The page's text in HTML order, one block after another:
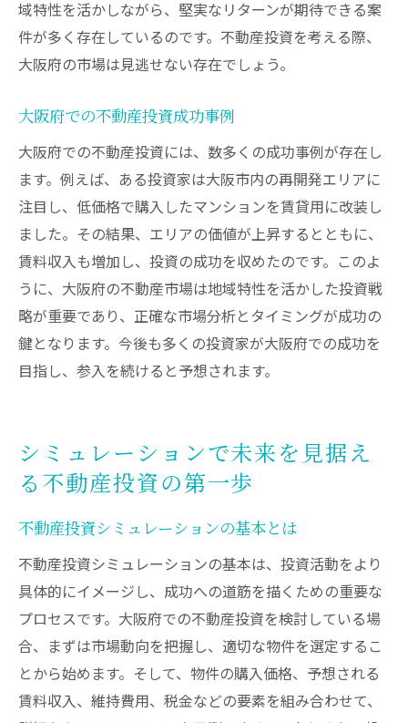
域特性を活かしながら、堅実なリターンが期待できる案
件が多く存在しているのです。不動産投資を考える際、
大阪府の市場は見逃せない存在でしょう。
大阪府での不動産投資成功事例
大阪府での不動産投資には、数多くの成功事例が存在し
ます。例えば、ある投資家は大阪市内の再開発エリアに
注目し、低価格で購入したマンションを賃貸用に改装し
ました。その結果、エリアの価値が上昇するとともに、
賃料収入も増加し、投資の成功を収めたのです。このよ
うに、大阪府の不動産市場は地域特性を活かした投資戦
略が重要であり、正確な市場分析とタイミングが成功の
鍵となります。今後も多くの投資家が大阪府での成功を
目指し、参入を続けると予想されます。
シミュレーションで未来を見据え
る不動産投資の第一歩
不動産投資シミュレーションの基本とは
不動産投資シミュレーションの基本は、投資活動をより
具体的にイメージし、成功への道筋を描くための重要な
プロセスです。大阪府での不動産投資を検討している場
合、まずは市場動向を把握し、適切な物件を選定するこ
とから始めます。そして、物件の購入価格、予想される
賃料収入、維持費用、税金などの要素を組み合わせて、